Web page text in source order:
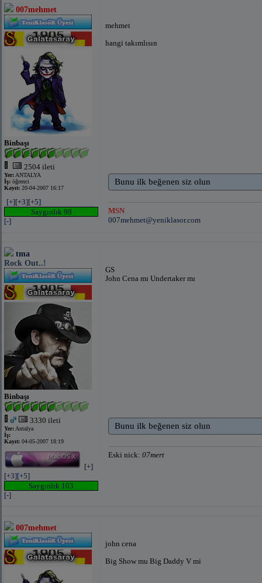
007mehmet
Binbaşı
2504 ileti
Yer: ANTALYA
İş: öğrenci
Kayıt: 20-04-2007 16:17
[+][+3][+5]
Saygınlık 98
[-]
mehmet
hangi takımlısın
Bunu ilk beğenen siz olun
MSN
007mehmet@yeniklasor.com
tma
Rock Out..!
Binbaşı
3330 ileti
Yer: Antalya
İş:
Kayıt: 04-05-2007 18:19
[+]
[+3][+5]
Saygınlık 103
[-]
GS
John Cena mı Undertaker mı
Bunu ilk beğenen siz olun
Eski nick: 07mert
007mehmet
john cena
Big Show mu Big Daddy V mi